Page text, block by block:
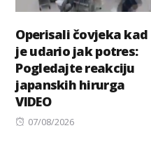
Operisali čovjeka kad
je udario jak potres:
Pogledajte reakciju
japanskih hirurga
VIDEO
Posted
07/08/2026